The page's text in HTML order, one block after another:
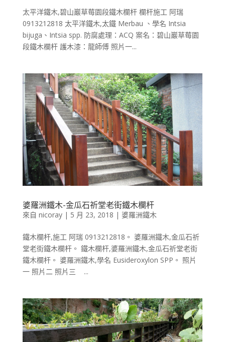
太平洋鐵木,碧山巖草莓園段鐵木欄杆 欄杆施工 阿瑞
0913212818 太平洋鐵木,太鐵 Merbau 、學名 Intsia
bijuga、Intsia spp. 防腐處理：ACQ 案名：碧山巖草莓園
段鐵木欄杆 護木漆：龍師傅 照片一...
婆羅洲鐵木-金瓜石祈堂老街鐵木欄杆
來自 nicoray| 5 月 23, 2018 | 婆羅洲鐵木
鐵木欄杆,施工 阿瑞 0913212818。 婆羅洲鐵木,金瓜石祈
堂老街鐵木欄杆。 鐵木欄杆,婆羅洲鐵木,金瓜石祈堂老街
鐵木欄杆。 婆羅洲鐵木,學名 Eusideroxylon SPP。 照片
一 照片二 照片三 ...